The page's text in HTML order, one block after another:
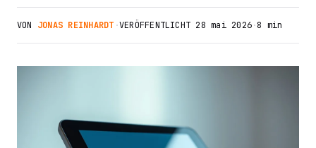
VON JONAS REINHARDT ·VERÖFFENTLICHT 28 mai 2026·8 min